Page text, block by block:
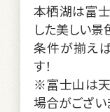
本栖湖は富
した美しい景
条件が揃え
す！
※富士山は天
場合がござい